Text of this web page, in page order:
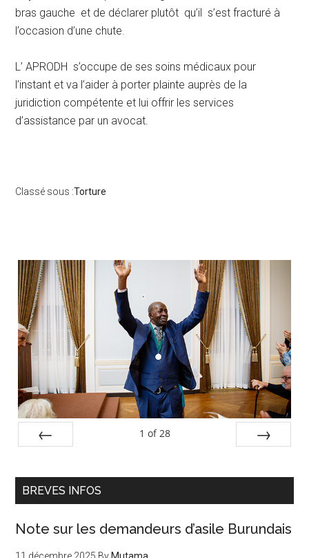
bras gauche et de déclarer plutôt qu’il s’est fracturé à
l’occasion d’une chute.
L’ APRODH s’occupe de ses soins médicaux pour
l’instant et va l’aider à porter plainte auprès de la
juridiction compétente et lui offrir les services
d’assistance par un avocat.
Classé sous :Torture
Barre
latérale
principale
1 of 28
BREVES INFOS
Note sur les demandeurs d’asile Burundais